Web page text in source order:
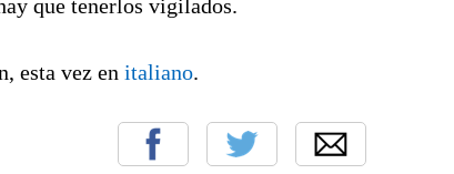
que tenerlos vigilados.
esta vez en italiano.